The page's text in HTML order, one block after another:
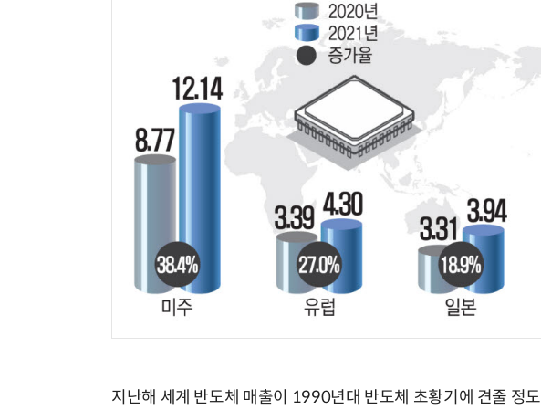
지난해 세계 반도체 매출이 1990년대 반도체 초황기에 견줄 정도